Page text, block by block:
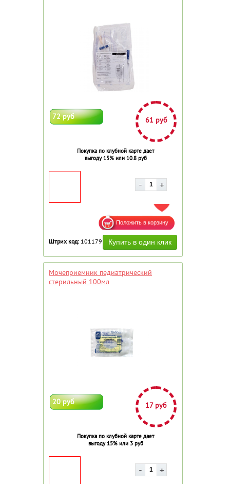
72 руб 61 руб
Покупка по клубной карте дает
выгоду 15% или 10.8 руб
ДОБАВИТЬ В ИЗБРАННОЕ
Штрих код: 101179
Мочеприемник педиатрический
стерильный 100мл
20 руб 17 руб
Покупка по клубной карте дает
выгоду 15% или 3 руб